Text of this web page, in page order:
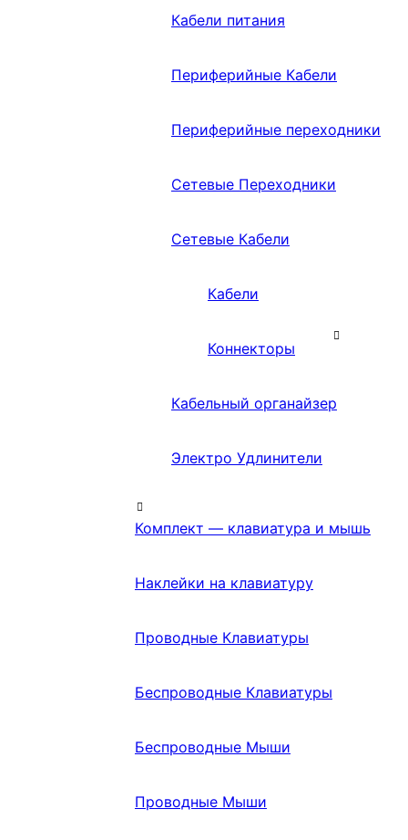
Кабели питания
Периферийные Кабели
Периферийные переходники
Сетевые Переходники
Сетевые Кабели
Кабели
Коннекторы
Кабельный органайзер
Электро Удлинители
Комплект — клавиатура и мышь
Наклейки на клавиатуру
Проводные Клавиатуры
Беспроводные Клавиатуры
Беспроводные Мыши
Проводные Мыши